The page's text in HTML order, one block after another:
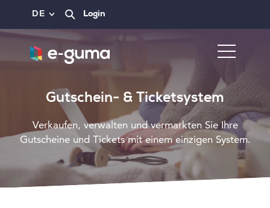
DE Login
Gutschein- & Ticketsystem
Verkaufen, verwalten und vermarkten Sie Ihre
Gutscheine und Tickets mit einem einzigen System.